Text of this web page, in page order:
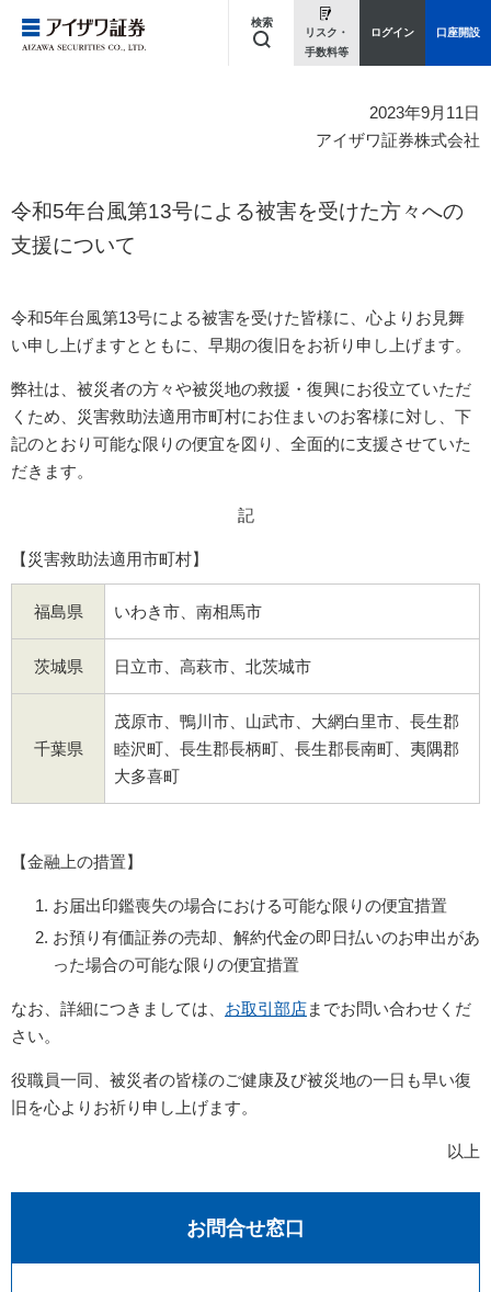
検索
リスク・
手数料等
ログイン 口座開設
2023年9月11日
アイザワ証券株式会社
令和5年台風第13号による被害を受けた方々への
支援について
令和5年台風第13号による被害を受けた皆様に、心よりお見舞
い申し上げますとともに、早期の復旧をお祈り申し上げます。
弊社は、被災者の方々や被災地の救援・復興にお役立ていただ
くため、災害救助法適用市町村にお住まいのお客様に対し、下
記のとおり可能な限りの便宜を図り、全面的に支援させていた
だきます。
記
【災害救助法適用市町村】
福島県 いわき市、南相馬市
茨城県 日立市、高萩市、北茨城市
千葉県
茂原市、鴨川市、山武市、大網白里市、長生郡
睦沢町、長生郡長柄町、長生郡長南町、夷隅郡
大多喜町
【金融上の措置】
お届出印鑑喪失の場合における可能な限りの便宜措置
お預り有価証券の売却、解約代金の即日払いのお申出があ
った場合の可能な限りの便宜措置
なお、詳細につきましては、 お取引部店までお問い合わせくだ
さい。
役職員一同、被災者の皆様のご健康及び被災地の一日も早い復
旧を心よりお祈り申し上げます。
以上
お問合せ窓口